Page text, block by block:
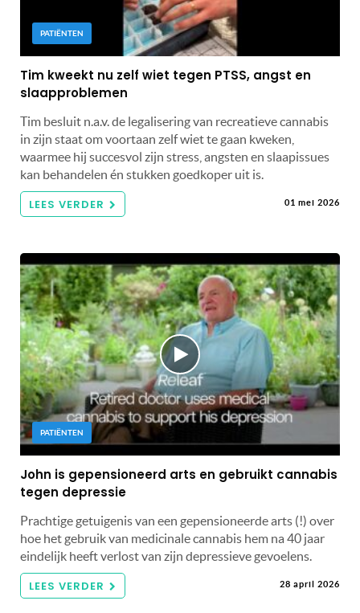
PATIËNTEN
Tim kweekt nu zelf wiet tegen PTSS, angst en
slaapproblemen
Tim besluit n.a.v. de legalisering van recreatieve cannabis
in zijn staat om voortaan zelf wiet te gaan kweken,
waarmee hij succesvol zijn stress, angsten en slaapissues
kan behandelen én stukken goedkoper uit is.
LEES VERDER 01 mei 2026
PATIËNTEN
John is gepensioneerd arts en gebruikt cannabis
tegen depressie
Prachtige getuigenis van een gepensioneerde arts (!) over
hoe het gebruik van medicinale cannabis hem na 40 jaar
eindelijk heeft verlost van zijn depressieve gevoelens.
LEES VERDER 28 april 2026